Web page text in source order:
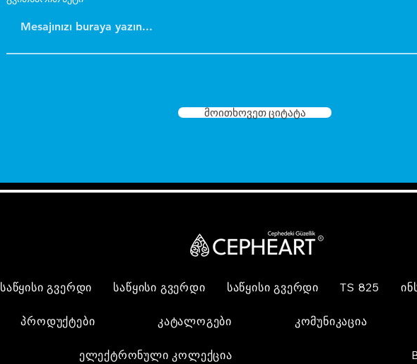
მოითხოვეთ ციტატა
საწყისი გვერდი საწყისი გვერდი საწყისი გვერდი TS 825
პროდუქტები კატალოგები კომუნიკაცია
ელექტრონული კოლექცია